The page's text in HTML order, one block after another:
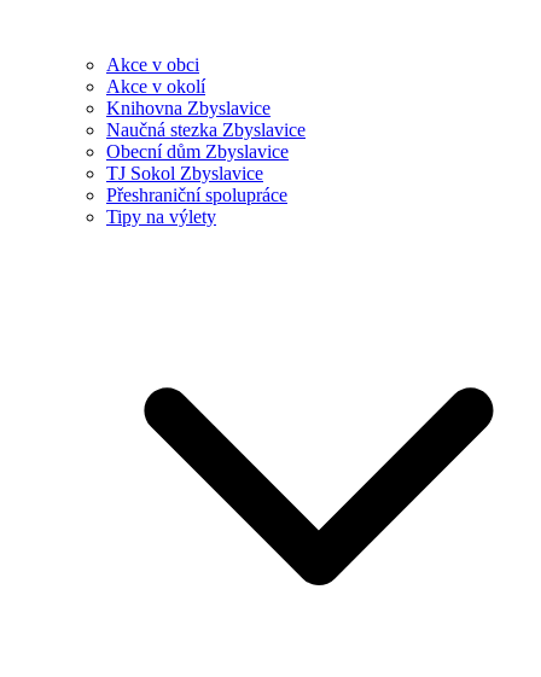
Akce v obci
Akce v okolí
Knihovna Zbyslavice
Naučná stezka Zbyslavice
Obecní dům Zbyslavice
TJ Sokol Zbyslavice
Přeshraniční spolupráce
Tipy na výlety